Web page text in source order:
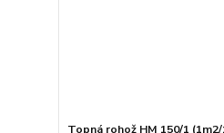
Topná rohož HM 150/1